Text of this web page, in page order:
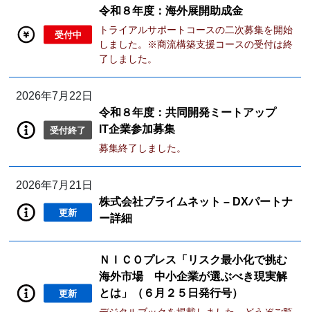
受付中
令和８年度：海外展開助成金
トライアルサポートコースの二次募集を開始
しました。※商流構築支援コースの受付は終
了しました。
2026年7月22日
受付終了
令和８年度：共同開発ミートアップ
IT企業参加募集
募集終了しました。
2026年7月21日
更新
株式会社プライムネット – DXパートナ
ー詳細
更新
ＮＩＣＯプレス「リスク最小化で挑む
海外市場 中小企業が選ぶべき現実解
とは」（６月２５日発行号）